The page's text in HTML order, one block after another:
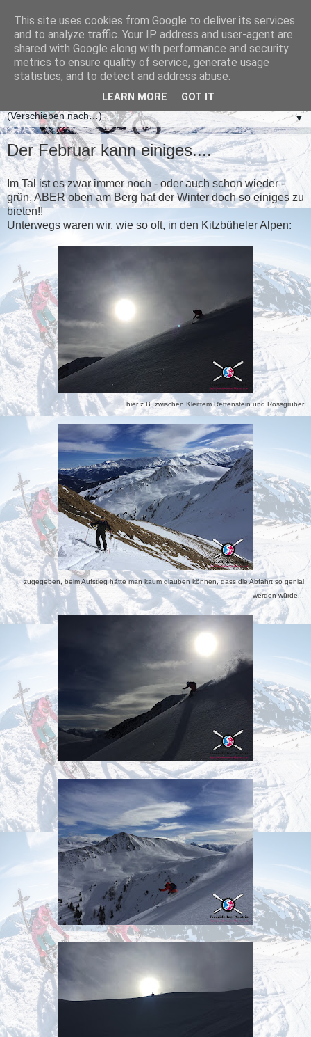
▼
Der Februar kann einiges....
Im Tal ist es zwar immer noch - oder auch schon wieder -
grün, ABER oben am Berg hat der Winter doch so einiges zu
bieten!!
Unterwegs waren wir, wie so oft, in den Kitzbüheler Alpen:
... hier z.B. zwischen Kleittem Rettenstein und Rossgruber
zugegeben, beim Aufstieg hätte man kaum glauben können, dass die Abfahrt so genial
werden würde...
This site uses cookies from Google to deliver its services
and to analyze traffic. Your IP address and user-agent are
shared with Google along with performance and security
metrics to ensure quality of service, generate usage
statistics, and to detect and address abuse.
LEARN MORE GOT IT